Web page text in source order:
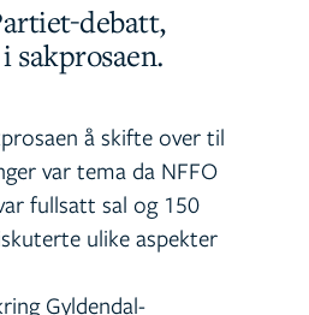
debatt,
å skifte over til
var tema da NFFO
fullsatt sal og 150
ulike aspekter
Gyldendal-